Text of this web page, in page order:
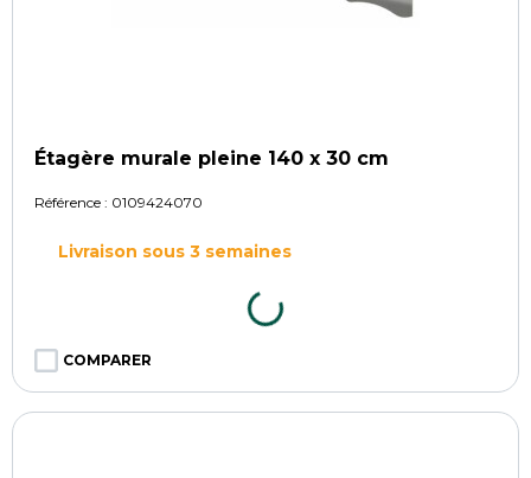
Étagère murale pleine 140 x 30 cm
Référence : 0109424070
Livraison sous 3 semaines
COMPARER